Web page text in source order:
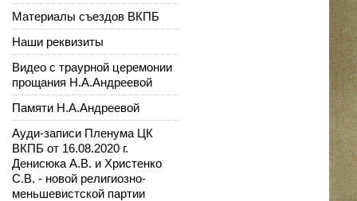
Материалы съездов ВКПБ
Наши реквизиты
Видео с траурной церемонии
прощания Н.А.Андреевой
Памяти Н.А.Андреевой
Ауди-записи Пленума ЦК
ВКПБ от 16.08.2020 г.
Денисюка А.В. и Христенко
С.В. - новой религиозно-
меньшевистской партии